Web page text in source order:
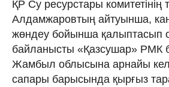
ҚР Су ресурстары комитетінің
Алдамжаровтың айтуынша,
жөндеу бойынша қалыптасып
байланысты «Қазсушар» РМК
Жамбыл облысына арнайы
сапары барысында қырғыз